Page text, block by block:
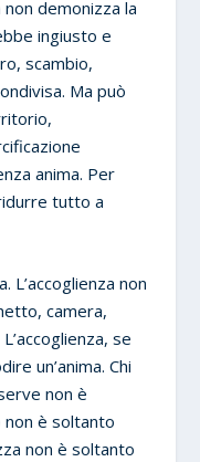
demonizza la
ingiusto e
scambio,
Ma può
anima. Per
tutto a
L’accoglienza non
camera,
se
un’anima. Chi
non è
è soltanto
non è soltanto